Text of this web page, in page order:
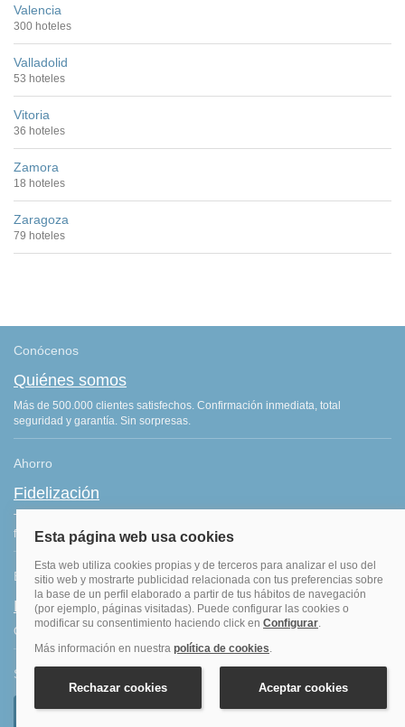
Valencia
300 hoteles
Valladolid
53 hoteles
Vitoria
36 hoteles
Zamora
18 hoteles
Zaragoza
79 hoteles
Conócenos
Quiénes somos
Más de 500.000 clientes satisfechos. Confirmación inmediata, total
seguridad y garantía. Sin sorpresas.
Ahorro
Fidelización
Tenemos el programa que te da más saldo por todas tus reservas
finalizadas. Consigue más por lo que ya haces: ¡viajar!
Blog de viajes
Blog hoteles y viajes
Consejos de viajes, ofertas de hoteles y últimas noticias del sector.
Síguenos